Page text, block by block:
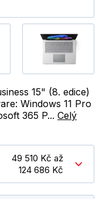
15" (8. edice)
Windows 11 Pro
365 P... Celý
49 510 Kč až
124 686 Kč